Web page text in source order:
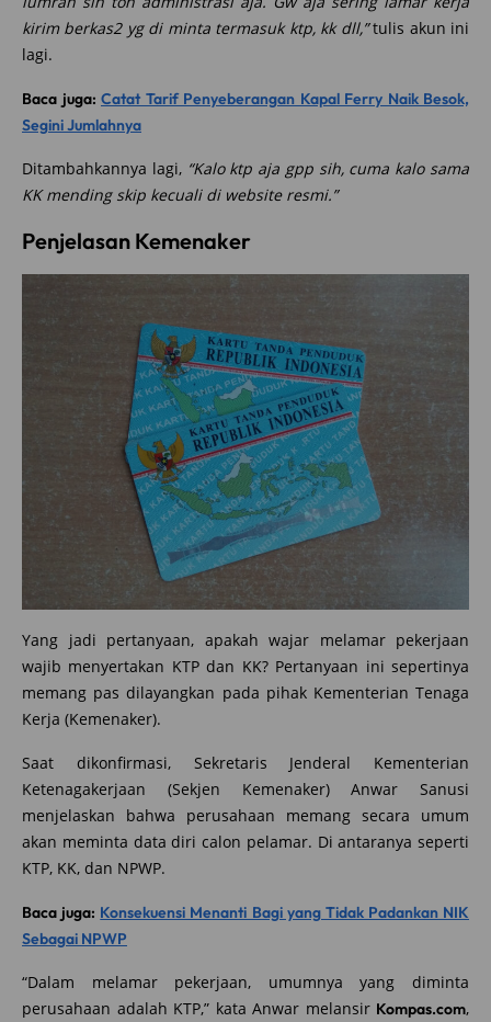
kirim berkas2 yg di minta termasuk ktp, kk dll,”tulis akun ini
lagi.
Baca juga: Catat Tarif Penyeberangan Kapal Ferry Naik Besok,
Segini Jumlahnya
Ditambahkannya lagi, “Kalo ktp aja gpp sih, cuma kalo sama
KK mending skip kecuali di website resmi.”
Penjelasan Kemenaker
Yang jadi pertanyaan, apakah wajar melamar pekerjaan
wajib menyertakan KTP dan KK? Pertanyaan ini sepertinya
memang pas dilayangkan pada pihak Kementerian Tenaga
Kerja (Kemenaker).
Saat dikonfirmasi, Sekretaris Jenderal Kementerian
Ketenagakerjaan (Sekjen Kemenaker) Anwar Sanusi
menjelaskan bahwa perusahaan memang secara umum
akan meminta data diri calon pelamar. Di antaranya seperti
KTP, KK, dan NPWP.
Baca juga: Konsekuensi Menanti Bagi yang Tidak Padankan NIK
Sebagai NPWP
“Dalam melamar pekerjaan, umumnya yang diminta
perusahaan adalah KTP,” kata Anwar melansir Kompas.com,